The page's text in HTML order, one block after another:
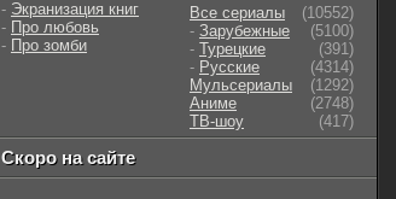
- Экранизация книг
- Про любовь
- Про зомби
Все сериалы
(10552)
- Зарубежные
(5100)
- Турецкие
(391)
- Русские
(4314)
Мульсериалы
(1292)
Аниме
(2748)
ТВ-шоу
(417)
Скоро на сайте